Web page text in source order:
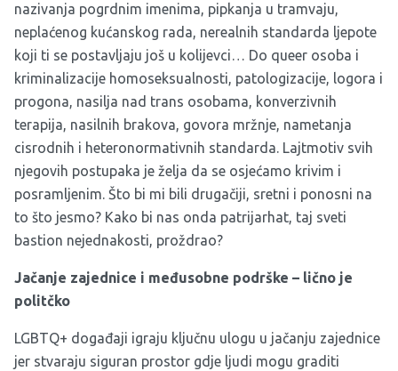
nazivanja pogrdnim imenima, pipkanja u tramvaju,
neplaćenog kućanskog rada, nerealnih standarda ljepote
koji ti se postavljaju još u kolijevci… Do queer osoba i
kriminalizacije homoseksualnosti, patologizacije, logora i
progona, nasilja nad trans osobama, konverzivnih
terapija, nasilnih brakova, govora mržnje, nametanja
cisrodnih i heteronormativnih standarda. Lajtmotiv svih
njegovih postupaka je želja da se osjećamo krivim i
posramljenim. Što bi mi bili drugačiji, sretni i ponosni na
to što jesmo? Kako bi nas onda patrijarhat, taj sveti
bastion nejednakosti, proždrao?
Jačanje zajednice i međusobne podrške – lično je
politčko
LGBTQ+ događaji igraju ključnu ulogu u jačanju zajednice
jer stvaraju siguran prostor gdje ljudi mogu graditi